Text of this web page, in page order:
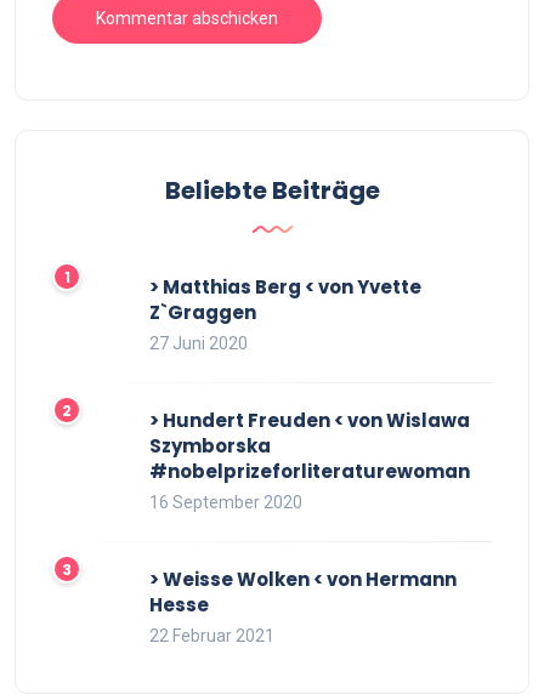
Beliebte Beiträge
> Matthias Berg < von Yvette
Z`Graggen
27 Juni 2020
> Hundert Freuden < von Wislawa
Szymborska
#nobelprizeforliteraturewoman
16 September 2020
> Weisse Wolken < von Hermann
Hesse
22 Februar 2021